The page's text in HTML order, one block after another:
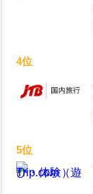
4位
5位